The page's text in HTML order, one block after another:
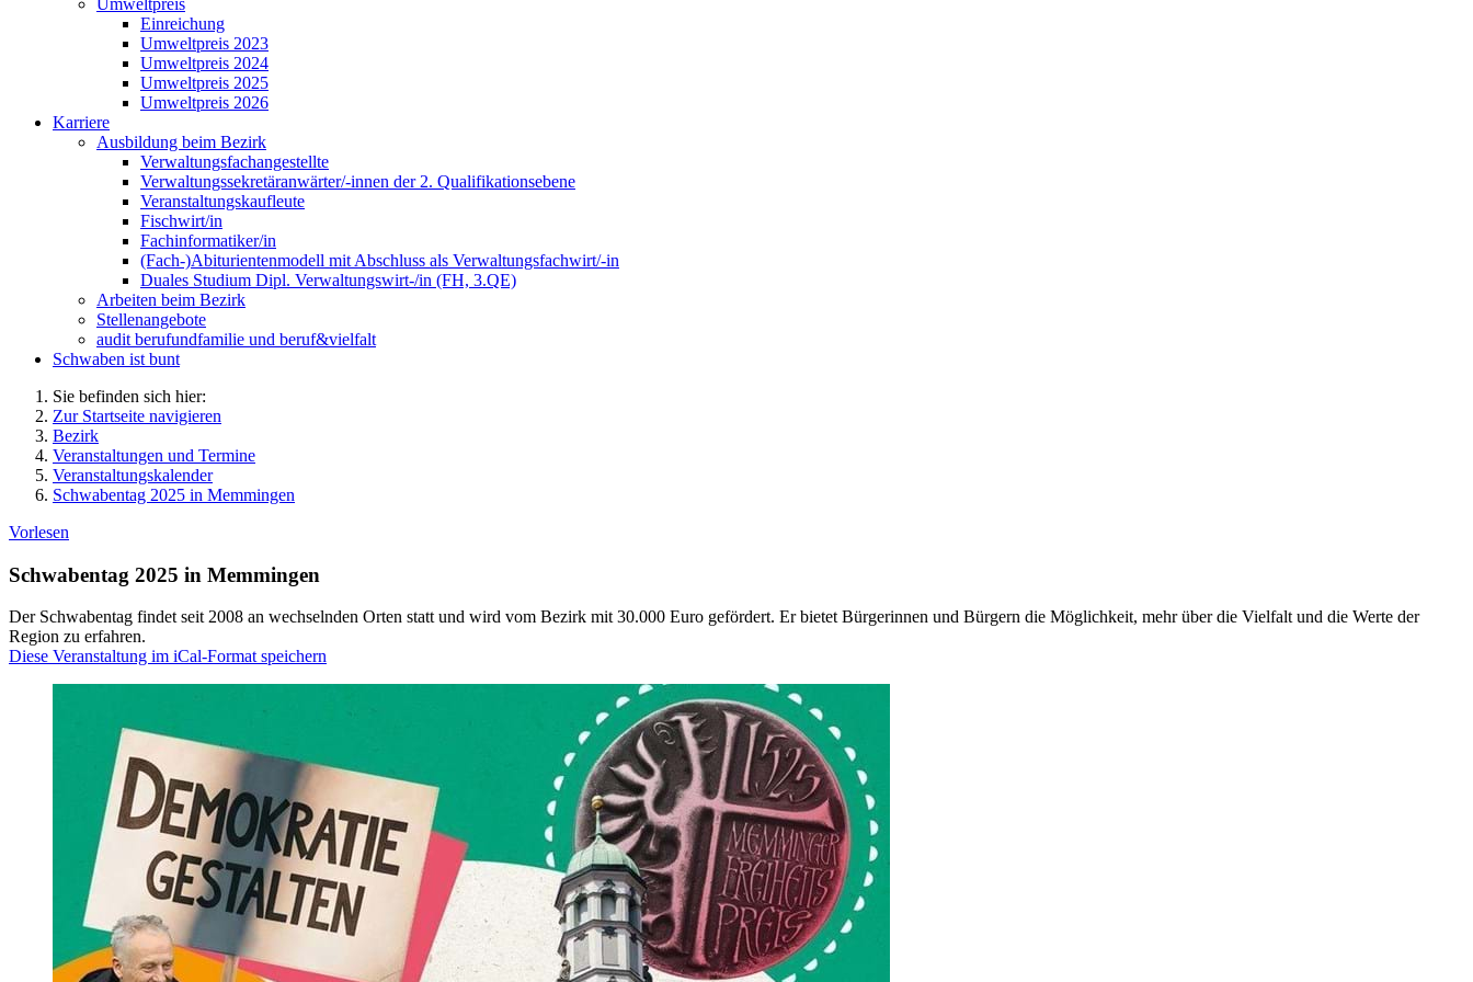
Umweltpreis
Einreichung
Umweltpreis 2023
Umweltpreis 2024
Umweltpreis 2025
Umweltpreis 2026
Karriere
Ausbildung beim Bezirk
Verwaltungsfachangestellte
Verwaltungssekretäranwärter/-innen der 2. Qualifikationsebene
Veranstaltungskaufleute
Fischwirt/in
Fachinformatiker/in
(Fach-)Abiturientenmodell mit Abschluss als Verwaltungsfachwirt/-in
Duales Studium Dipl. Verwaltungswirt-/in (FH, 3.QE)
Arbeiten beim Bezirk
Stellenangebote
audit berufundfamilie und beruf&vielfalt
Schwaben ist bunt
Sie befinden sich hier:
Zur Startseite navigieren
Bezirk
Veranstaltungen und Termine
Veranstaltungskalender
Schwabentag 2025 in Memmingen
Vorlesen
Schwabentag 2025 in Memmingen
Der Schwabentag findet seit 2008 an wechselnden Orten statt und wird vom Bezirk mit 30.000 Euro gefördert. Er bietet Bürgerinnen und Bürgern die Möglichkeit, mehr über die Vielfalt und die Werte der
Region zu erfahren.
Diese Veranstaltung im iCal-Format speichern